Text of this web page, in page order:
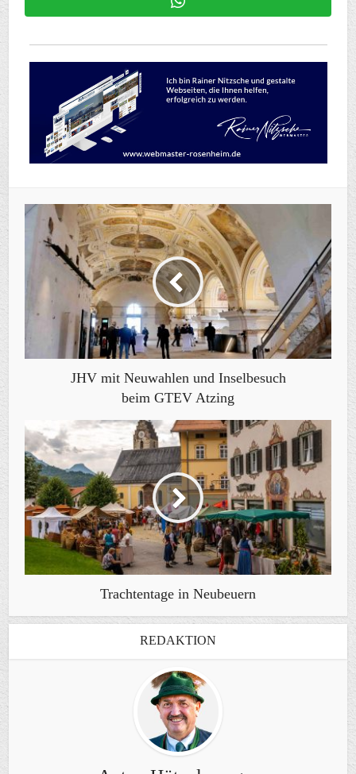
JHV mit Neuwahlen und Inselbesuch
beim GTEV Atzing
Trachtentage in Neubeuern
REDAKTION